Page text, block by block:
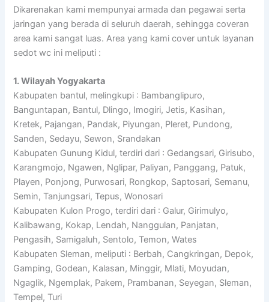
Dikarenakan kami mempunyai armada dan pegawai serta
jaringan yang berada di seluruh daerah, sehingga coveran
area kami sangat luas. Area yang kami cover untuk layanan
sedot wc ini meliputi :
1. Wilayah Yogyakarta
Kabupaten bantul, melingkupi : Bambanglipuro,
Banguntapan, Bantul, Dlingo, Imogiri, Jetis, Kasihan,
Kretek, Pajangan, Pandak, Piyungan, Pleret, Pundong,
Sanden, Sedayu, Sewon, Srandakan
Kabupaten Gunung Kidul, terdiri dari : Gedangsari, Girisubo,
Karangmojo, Ngawen, Nglipar, Paliyan, Panggang, Patuk,
Playen, Ponjong, Purwosari, Rongkop, Saptosari, Semanu,
Semin, Tanjungsari, Tepus, Wonosari
Kabupaten Kulon Progo, terdiri dari : Galur, Girimulyo,
Kalibawang, Kokap, Lendah, Nanggulan, Panjatan,
Pengasih, Samigaluh, Sentolo, Temon, Wates
Kabupaten Sleman, meliputi : Berbah, Cangkringan, Depok,
Gamping, Godean, Kalasan, Minggir, Mlati, Moyudan,
Ngaglik, Ngemplak, Pakem, Prambanan, Seyegan, Sleman,
Tempel, Turi